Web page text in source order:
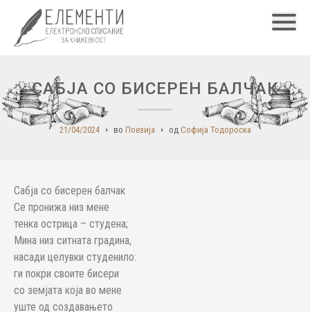
САБЈА СО БИСЕРЕН БАЛЧАК
21/04/2024 во Поезија од Софија Тодороска
Сабја со бисерен балчак
Се пронижа низ мене
тенка острица – студена;
Мина низ ситната градина,
насади целувки студенило:
ги покри своите бисери
со земјата која во мене
уште од создавањето